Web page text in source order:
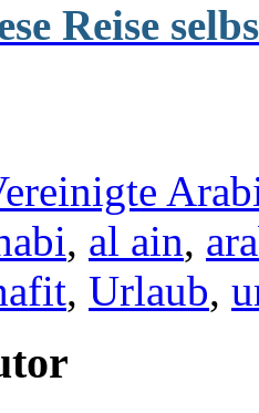
Reise
, al ain,
, Urlaub,